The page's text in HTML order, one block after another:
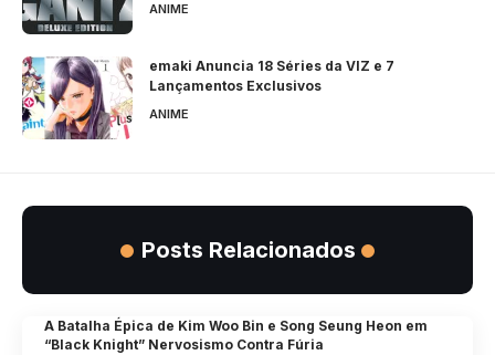
ANIME
emaki Anuncia 18 Séries da VIZ e 7
Lançamentos Exclusivos
ANIME
Posts Relacionados
A Batalha Épica de Kim Woo Bin e Song Seung Heon em
“Black Knight” Nervosismo Contra Fúria